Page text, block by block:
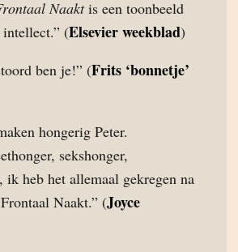
Naaktis een toonbeeld
intellect.” (Elsevier weekblad)
ben je!” (Frits ‘bonnetje’
hongerig Peter.
sekshonger,
ik heb het allemaal gekregen na
Naakt.” (Joyce